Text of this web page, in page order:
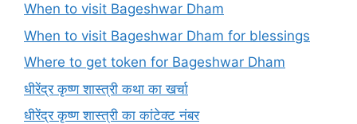
When to visit Bageshwar Dham
When to visit Bageshwar Dham for blessings
Where to get token for Bageshwar Dham
धीरेंद्र कृष्ण शास्त्री कथा का खर्चा
धीरेंद्र कृष्ण शास्त्री का कांटेक्ट नंबर